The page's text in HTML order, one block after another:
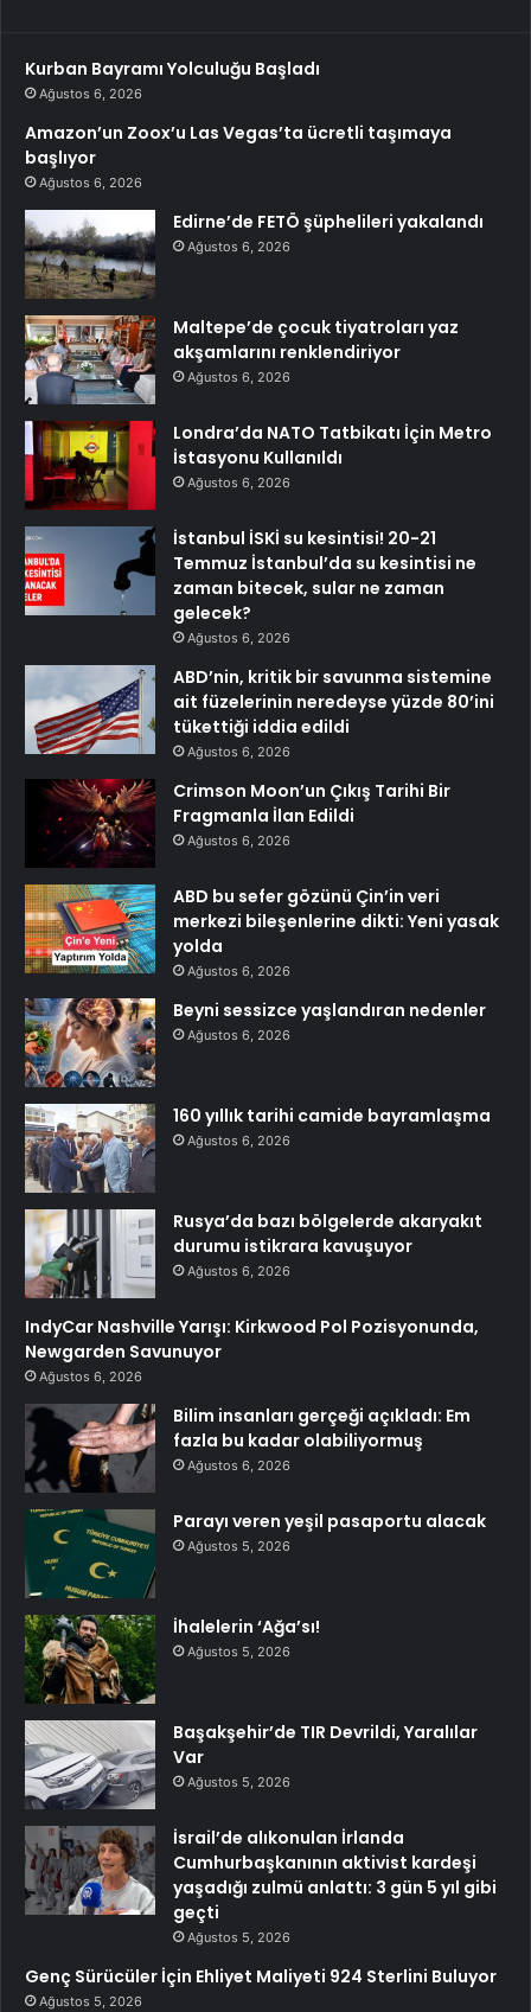
Kurban Bayramı Yolculuğu Başladı
Ağustos 6, 2026
Amazon’un Zoox’u Las Vegas’ta ücretli taşımaya
başlıyor
Ağustos 6, 2026
Edirne’de FETÖ şüphelileri yakalandı
Ağustos 6, 2026
Maltepe’de çocuk tiyatroları yaz
akşamlarını renklendiriyor
Ağustos 6, 2026
Londra’da NATO Tatbikatı İçin Metro
İstasyonu Kullanıldı
Ağustos 6, 2026
İstanbul İSKİ su kesintisi! 20-21
Temmuz İstanbul’da su kesintisi ne
zaman bitecek, sular ne zaman
gelecek?
Ağustos 6, 2026
ABD’nin, kritik bir savunma sistemine
ait füzelerinin neredeyse yüzde 80’ini
tükettiği iddia edildi
Ağustos 6, 2026
Crimson Moon’un Çıkış Tarihi Bir
Fragmanla İlan Edildi
Ağustos 6, 2026
ABD bu sefer gözünü Çin’in veri
merkezi bileşenlerine dikti: Yeni yasak
yolda
Ağustos 6, 2026
Beyni sessizce yaşlandıran nedenler
Ağustos 6, 2026
160 yıllık tarihi camide bayramlaşma
Ağustos 6, 2026
Rusya’da bazı bölgelerde akaryakıt
durumu istikrara kavuşuyor
Ağustos 6, 2026
IndyCar Nashville Yarışı: Kirkwood Pol Pozisyonunda,
Newgarden Savunuyor
Ağustos 6, 2026
Bilim insanları gerçeği açıkladı: Em
fazla bu kadar olabiliyormuş
Ağustos 6, 2026
Parayı veren yeşil pasaportu alacak
Ağustos 5, 2026
İhalelerin ‘Ağa’sı!
Ağustos 5, 2026
Başakşehir’de TIR Devrildi, Yaralılar
Var
Ağustos 5, 2026
İsrail’de alıkonulan İrlanda
Cumhurbaşkanının aktivist kardeşi
yaşadığı zulmü anlattı: 3 gün 5 yıl gibi
geçti
Ağustos 5, 2026
Genç Sürücüler İçin Ehliyet Maliyeti 924 Sterlini Buluyor
Ağustos 5, 2026